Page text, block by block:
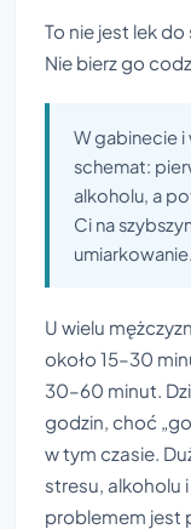
To nie jest lek
Nie bierz go
W gabinecie
schemat:
alkoholu, a
Ci na
umiarkowanie.
U wielu
około 15–30
30–60 minut.
godzin, choć
w tym czasie.
stresu, alkoholu
problemem jest